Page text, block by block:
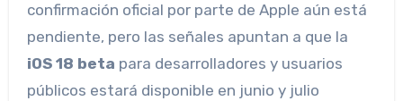
confirmación oficial por parte de Apple aún está
pendiente, pero las señales apuntan a que la
iOS 18 beta para desarrolladores y usuarios
públicos estará disponible en junio y julio